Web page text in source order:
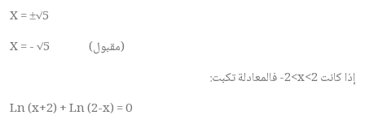
X = ±√5
X = - √5 (مقبول)
إذا كانت-2<x<2فالمعادلة تكبت:
Ln (x+2) + Ln (2-x) = 0